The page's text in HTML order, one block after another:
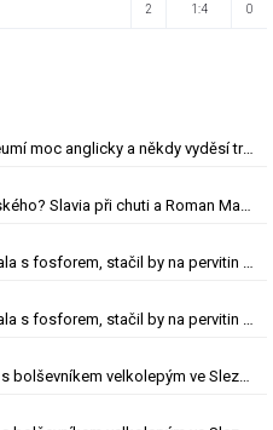
2 1:4 0
Artisu pomáhá divočák ze Slavie: neumí moc anglicky a někdy vyděsí trenéra. Čím?
Hraje Plzeň v Teplicích o Martina Hyského? Slavia při chuti a Roman Macek proti svým…
Skupina podle obžaloby obchodovala s fosforem, stačil by na pervitin za miliardu
Skupina podle obžaloby obchodovala s fosforem, stačil by na pervitin za miliardu
Moravskoslezská metropole bojuje s bolševníkem velkolepým ve Slezské Ostravě